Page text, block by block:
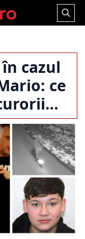
Search
cazul
ce